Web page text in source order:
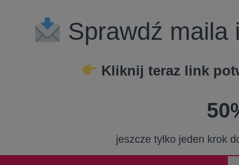
Sprawdź maila
Kliknij teraz link
jeszcze tylko jeden krok